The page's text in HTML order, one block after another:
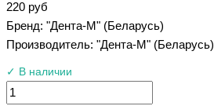
220 руб
Бренд: "Дента-М" (Беларусь)
Производитель: "Дента-М" (Беларусь)
✓ В наличии